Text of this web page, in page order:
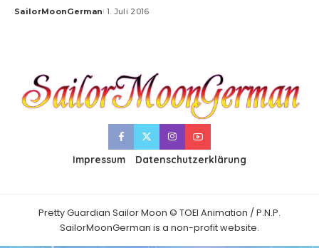
Posted
SailorMoonGerman 1. Juli 2016
Impressum Datenschutzerklärung
Pretty Guardian Sailor Moon © TOEI Animation / P.N.P.
SailorMoonGerman is a non-profit website.